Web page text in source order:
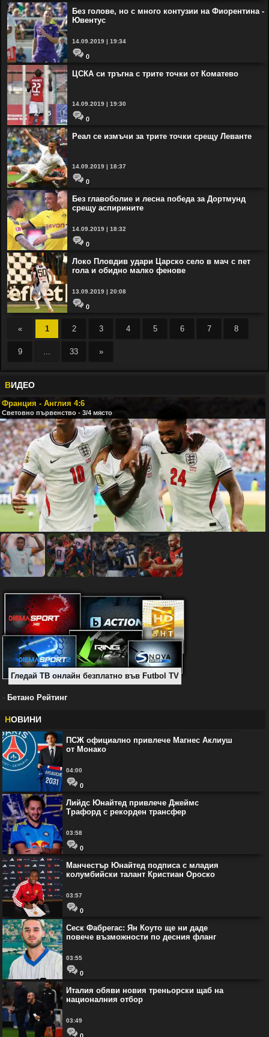
Без голове, но с много контузии на Фиорентина -
Ювентус
14.09.2019 | 19:34
0
ЦСКА си тръгна с трите точки от Коматево
14.09.2019 | 19:30
0
Реал се измъчи за трите точки срещу Леванте
14.09.2019 | 18:37
0
Без главоболие и лесна победа за Дортмунд
срещу аспирините
14.09.2019 | 18:32
0
Локо Пловдив удари Царско село в мач с пет
гола и обидно малко фенове
13.09.2019 | 20:08
0
« 1 2 3 4 5 6 7 8
9 ... 33 »
ВИДЕО
Франция - Англия 4:6
Световно първенство - 3/4 място
Гледай ТВ онлайн безплатно във Futbol TV
- Бетано Рейтинг
НОВИНИ
ПСЖ официално привлече Магнес Аклиуш
от Монако
04:00
0
Лийдс Юнайтед привлече Джеймс
Трафорд с рекорден трансфер
03:58
0
Манчестър Юнайтед подписа с младия
колумбийски талант Кристиан Ороско
03:57
0
Сеск Фабрегас: Ян Коуто ще ни даде
повече възможности по десния фланг
03:55
0
Италия обяви новия треньорски щаб на
националния отбор
03:49